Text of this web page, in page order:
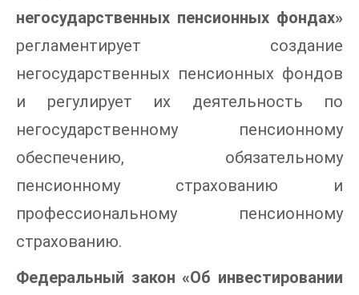
негосударственных пенсионных фондах»
регламентирует создание
негосударственных пенсионных фондов
и регулирует их деятельность по
негосударственному пенсионному
обеспечению, обязательному
пенсионному страхованию и
профессиональному пенсионному
страхованию.
Федеральный закон «Об инвестировании